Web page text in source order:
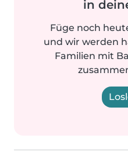
in
Füge noch
und wir werden
Familien mit